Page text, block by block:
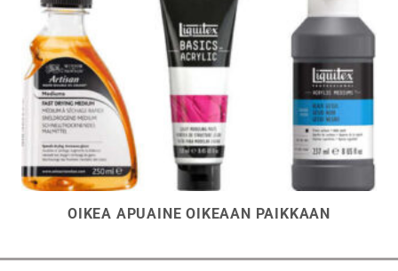
OIKEA APUAINE OIKEAAN PAIKKAAN